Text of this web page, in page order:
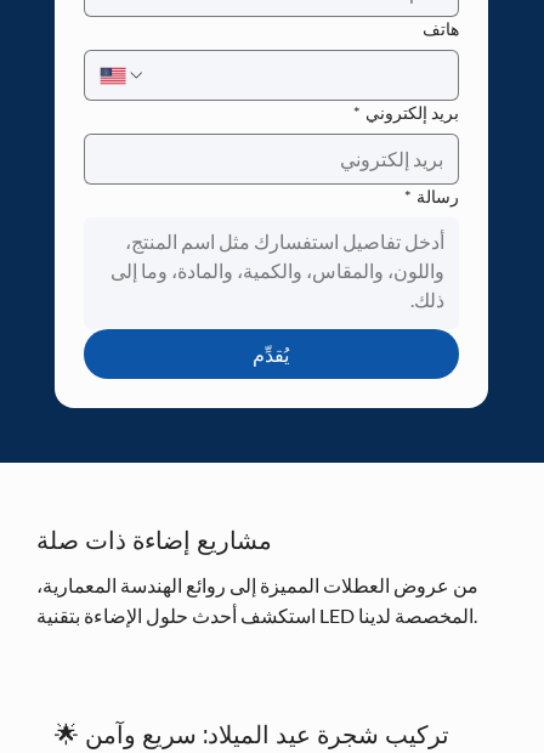
هاتف
بريد إلكتروني *
رسالة *
يُقدِّم
مشاريع إضاءة ذات صلة
من عروض العطلات المميزة إلى روائع الهندسة المعمارية،
استكشف أحدث حلول الإضاءة بتقنية LED المخصصة لدينا.
🌟 تركيب شجرة عيد الميلاد: سريع وآمن